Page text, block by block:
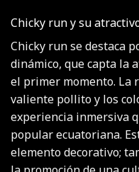
Chicky run y su
Chicky run se destaca
dinámico, que capta la
el primer momento. La
valiente pollito y los
experiencia inmersiva
popular ecuatoriana.
elemento decorativo;